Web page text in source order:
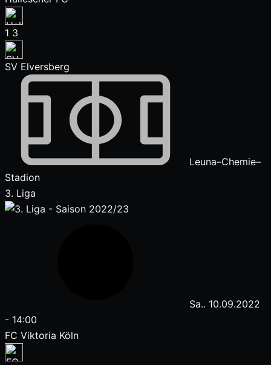
1 3
SV Elversberg
Leuna–Chemie–
Stadion
3. Liga
Sa.. 10.09.2022
- 14:00
FC Viktoria Köln